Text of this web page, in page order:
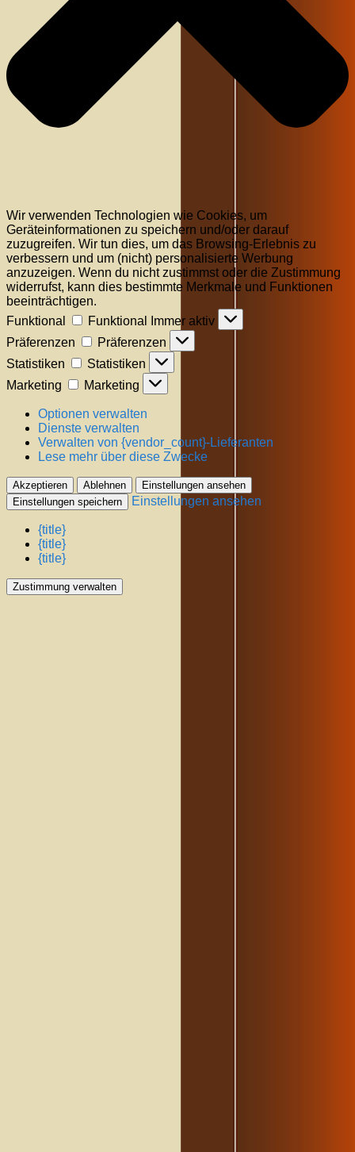
Wir verwenden Technologien wie Cookies, um
Geräteinformationen zu speichern und/oder darauf
zuzugreifen. Wir tun dies, um das Browsing-Erlebnis zu
verbessern und um (nicht) personalisierte Werbung
anzuzeigen. Wenn du nicht zustimmst oder die Zustimmung
widerrufst, kann dies bestimmte Merkmale und Funktionen
beeinträchtigen.
Funktional
Funktional
Immer aktiv
Präferenzen
Präferenzen
Statistiken
Statistiken
Marketing
Marketing
Optionen verwalten
Dienste verwalten
Verwalten von {vendor_count}-Lieferanten
Lese mehr über diese Zwecke
Akzeptieren Ablehnen
Einstellungen ansehen
Einstellungen speichern
Einstellungen ansehen
{title}
{title}
{title}
Zustimmung verwalten